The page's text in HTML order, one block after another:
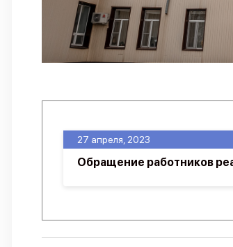
27 апреля, 2023
Обращение работников